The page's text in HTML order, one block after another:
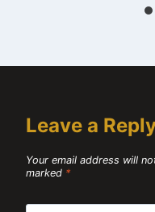
Leave a
Your email address will
marked *